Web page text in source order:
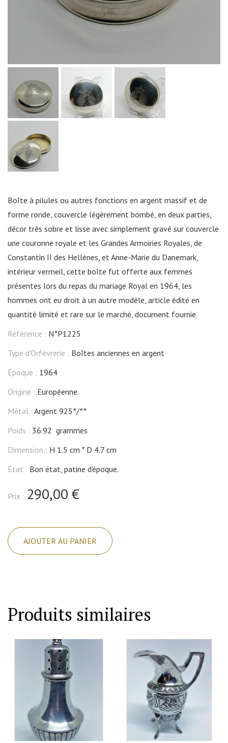
Boîte à pilules ou autres fonctions en argent massif et de
forme ronde, couvercle légèrement bombé, en deux parties,
décor très sobre et lisse avec simplement gravé sur couvercle
une couronne royale et les Grandes Armoiries Royales, de
Constantin II des Hellènes, et Anne-Marie du Danemark,
intérieur vermeil, cette boîte fut offerte aux femmes
présentes lors du repas du mariage Royal en 1964, les
hommes ont eu droit à un autre modèle, article édité en
quantité limité et rare sur le marché, document fournie.
Référence : N°P1225
Type d'Orfévrerie : Boîtes anciennes en argent
Époque : 1964
Origine : Européenne.
Métal : Argent 925°/°°
Poids : 36.92 grammes
Dimension : H 1.5 cm
D 4.7 cm
État : Bon état, patine d'époque.
Prix : 290,00 €
de
Boîte
fonctions,
Armoiries
Royales,
AJOUTER AU PANIER
Produits similaires